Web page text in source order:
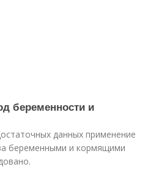
беременности и
данных применение
беременными и кормящими